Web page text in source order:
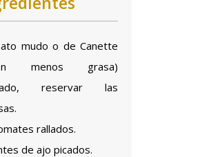
mudo o de Canette
menos grasa)
reservar las
rallados.
de ajo picados.